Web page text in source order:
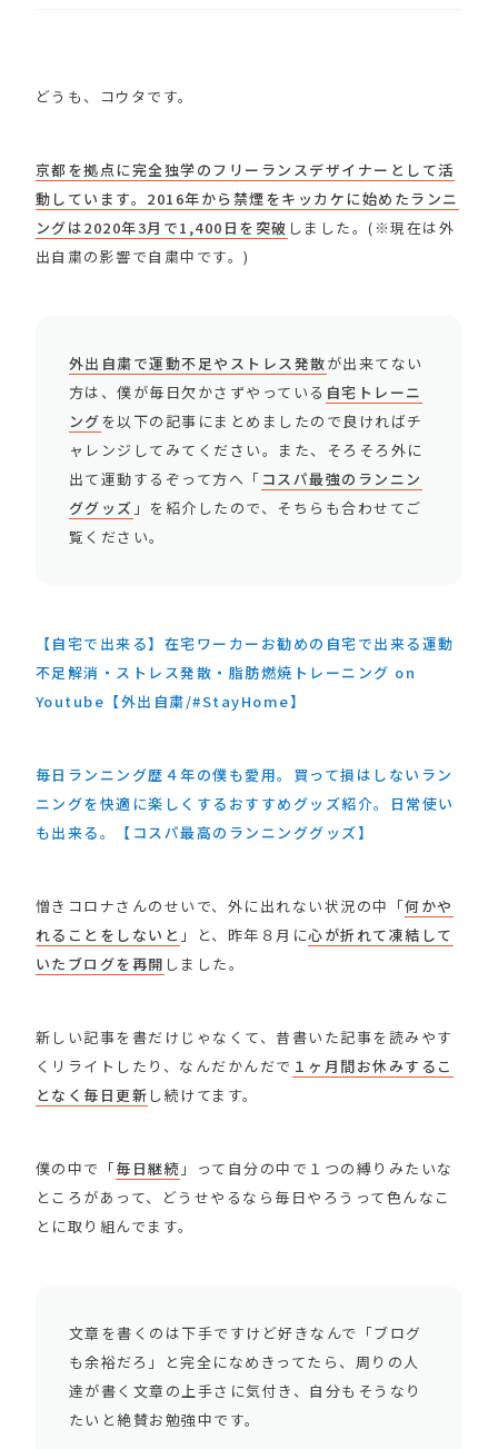
どうも、コウタです。
京都を拠点に完全独学のフリーランスデザイナーとして活
動しています。 2016年から禁煙をキッカケに始めたランニ
ングは2020年3月で1 ,400 日を突破 しました。(※現在は外
出自粛の影響で自粛中です。)
外出自粛で運動不足やストレス発散が出来てない
方は、僕が毎日欠かさずやっている 自宅トレーニ
ング を以下の記事にまとめましたので良ければチ
ャレンジしてみてください。また、そろそろ外に
出て運動するぞって方へ「 コスパ最強のランニン
ググッズ 」を紹介したので、そちらも合わせてご
覧ください。
【自宅で出来る】在宅ワーカーお勧めの自宅で出来る運動
不足解消・ストレス発散・脂肪燃焼トレーニング on
Youtube【外出自粛/#StayHome】
毎日ランニング歴４年の僕も愛用。買って損はしないラン
ニングを快適に楽しくするおすすめグッズ紹介。日常使い
も出来る。【コスパ最高のランニンググッズ】
憎きコロナさんのせいで、外に出れない状況の中「何かや
れることをしないと 」と、昨年８月に心が折れて凍結して
いたブログを再開 しました。
新しい記事を書だけじゃなくて、昔書いた記事を読みやす
くリライトしたり、なんだかんだで １ヶ月間お休みするこ
となく毎日更新 し続けてます。
僕の中で「毎日継続 」って自分の中で１つの縛りみたいな
ところがあって、どうせやるなら毎日やろうって色んなこ
とに取り組んでます。
文章を書くのは下手ですけど好きなんで「ブログ
も余裕だろ」と完全になめきってたら、周りの人
達が書く文章の上手さに気付き、自分もそうなり
たいと絶賛お勉強中です。